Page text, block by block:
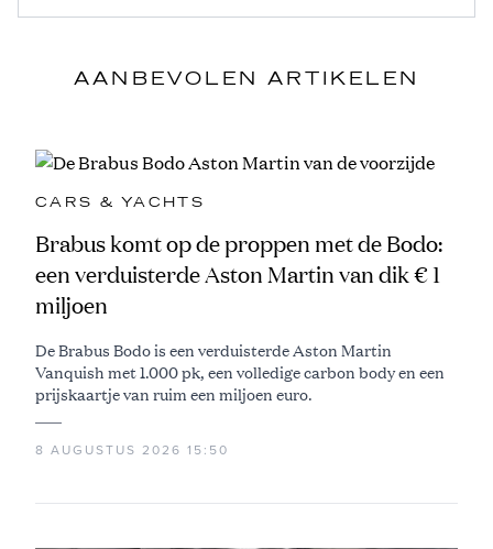
AANBEVOLEN ARTIKELEN
CARS & YACHTS
Brabus komt op de proppen met de Bodo:
een verduisterde Aston Martin van dik € 1
miljoen
De Brabus Bodo is een verduisterde Aston Martin
Vanquish met 1.000 pk, een volledige carbon body en een
prijskaartje van ruim een miljoen euro.
8 AUGUSTUS 2026 15:50